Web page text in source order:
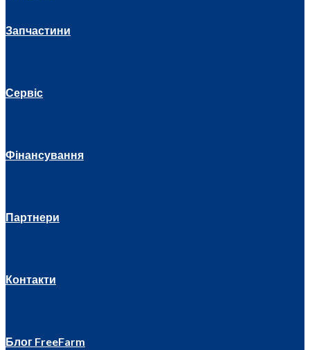
Запчастини
Сервіс
Фінансування
Партнери
Контакти
Блог FreeFarm